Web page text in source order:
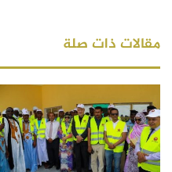
مقالات ذات صلة